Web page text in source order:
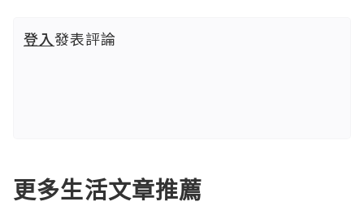
登入發表評論
更多生活文章推薦